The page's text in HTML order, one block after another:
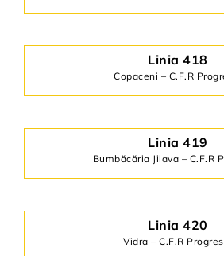
Linia 418
Copaceni – C.F.R
Linia 419
Bumbăcăria Jilava – C.F.R
Linia 420
Vidra – C.F.R